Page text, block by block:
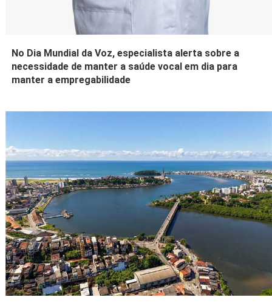
No Dia Mundial da Voz, especialista alerta sobre a
necessidade de manter a saúde vocal em dia para
manter a empregabilidade